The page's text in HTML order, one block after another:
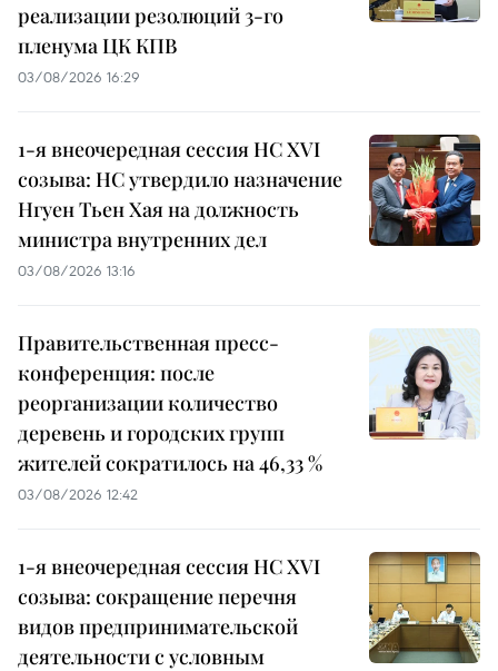
реализации резолюций 3-го
пленума ЦК КПВ
03/08/2026 16:29
1-я внеочередная сессия НС XVI
созыва: НС утвердило назначение
Нгуен Тьен Хая на должность
министра внутренних дел
03/08/2026 13:16
Правительственная пресс-
конференция: после
реорганизации количество
деревень и городских групп
жителей сократилось на 46,33 %
03/08/2026 12:42
1-я внеочередная сессия НС XVI
созыва: сокращение перечня
видов предпринимательской
деятельности с условным